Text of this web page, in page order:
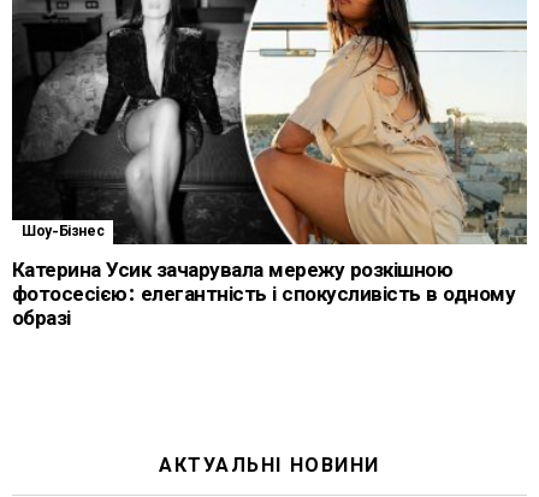
Шоу-Бізнес
Катерина Усик зачарувала мережу розкішною
фотосесією: елегантність і спокусливість в одному
образі
АКТУАЛЬНІ НОВИНИ